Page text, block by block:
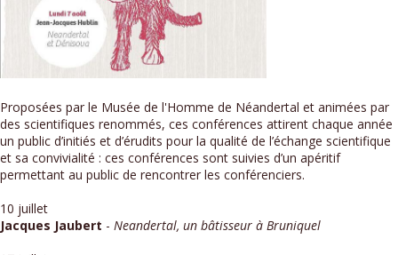
Proposées par le Musée de l'Homme de Néandertal et animées par
des scientifiques renommés, ces conférences attirent chaque année
un public d’initiés et d’érudits pour la qualité de l’échange scientifique
et sa convivialité : ces conférences sont suivies d’un apéritif
permettant au public de rencontrer les conférenciers.
10 juillet
Jacques Jaubert - Neandertal, un bâtisseur à Bruniquel